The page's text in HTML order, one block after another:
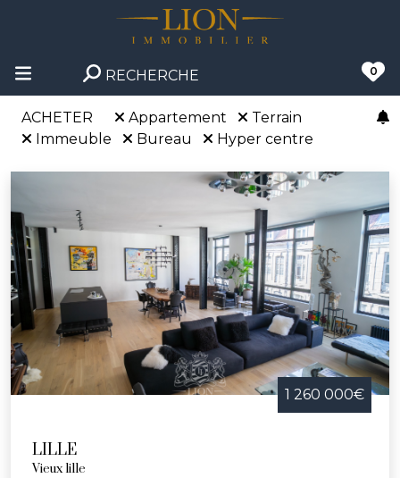
RECHERCHE 0
ACHETER Appartement
Terrain
Immeuble
Bureau Hyper centre
1 260 000€
LILLE
Vieux lille